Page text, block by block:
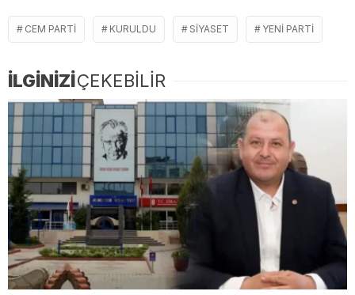
CEM PARTI KURULDU SIYASET YENI PARTI
İLGİNİZİÇEKEBİLİR